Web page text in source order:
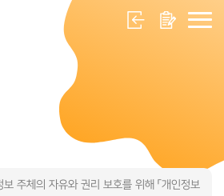
주체의 자유와 권리 보호를 위해 「개인정보